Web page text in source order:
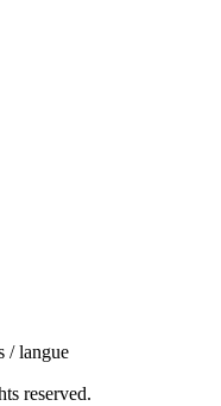
/ langue
reserved.